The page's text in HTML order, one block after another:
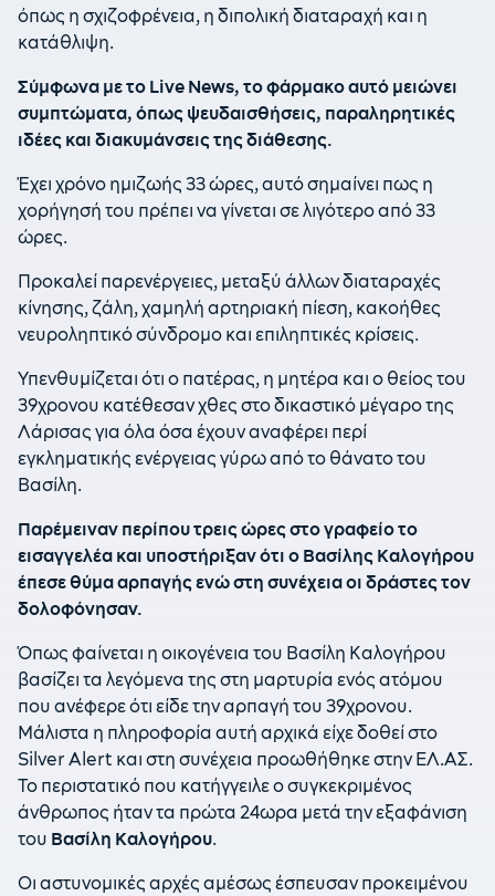
όπως η σχιζοφρένεια, η διπολική διαταραχή και η
κατάθλιψη.
Σύμφωνα με το Live News, το φάρμακο αυτό μειώνει
συμπτώματα, όπως ψευδαισθήσεις, παραληρητικές
ιδέες και διακυμάνσεις της διάθεσης.
Έχει χρόνο ημιζωής 33 ώρες, αυτό σημαίνει πως η
χορήγησή του πρέπει να γίνεται σε λιγότερο από 33
ώρες.
Προκαλεί παρενέργειες, μεταξύ άλλων διαταραχές
κίνησης, ζάλη, χαμηλή αρτηριακή πίεση, κακοήθες
νευροληπτικό σύνδρομο και επιληπτικές κρίσεις.
Υπενθυμίζεται ότι ο πατέρας, η μητέρα και ο θείος του
39χρονου κατέθεσαν χθες στο δικαστικό μέγαρο της
Λάρισας για όλα όσα έχουν αναφέρει περί
εγκληματικής ενέργειας γύρω από το θάνατο του
Βασίλη.
Παρέμειναν περίπου τρεις ώρες στο γραφείο το
εισαγγελέα και υποστήριξαν ότι ο Βασίλης Καλογήρου
έπεσε θύμα αρπαγής ενώ στη συνέχεια οι δράστες τον
δολοφόνησαν.
Όπως φαίνεται η οικογένεια του Βασίλη Καλογήρου
βασίζει τα λεγόμενα της στη μαρτυρία ενός ατόμου
που ανέφερε ότι είδε την αρπαγή του 39χρονου.
Μάλιστα η πληροφορία αυτή αρχικά είχε δοθεί στο
Silver Alert και στη συνέχεια προωθήθηκε στην ΕΛ.ΑΣ.
Το περιστατικό που κατήγγειλε ο συγκεκριμένος
άνθρωπος ήταν τα πρώτα 24ωρα μετά την εξαφάνιση
του Βασίλη Καλογήρου.
Οι αστυνομικές αρχές αμέσως έσπευσαν προκειμένου